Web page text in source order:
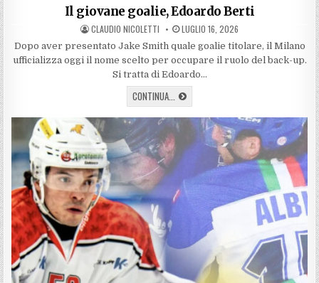
Il giovane goalie, Edoardo Berti
AUTHOR:
CLAUDIO NICOLETTI PUBLISHED
DATE:
LUGLIO 16, 2026
Dopo aver presentato Jake Smith quale goalie titolare, il Milano
ufficializza oggi il nome scelto per occupare il ruolo del back-up.
Si tratta di Edoardo…
CONTINUA... IL
GIOVANE
EDOARDO
BERTI